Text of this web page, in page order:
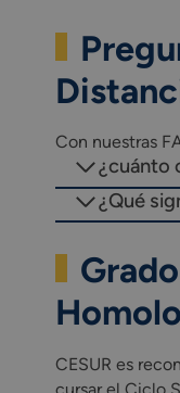
Con nuestras
¿cuánto
¿Qué
CESUR es
cursar el Ciclo